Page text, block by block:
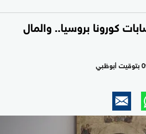
كورونا بروسيا.. والمال